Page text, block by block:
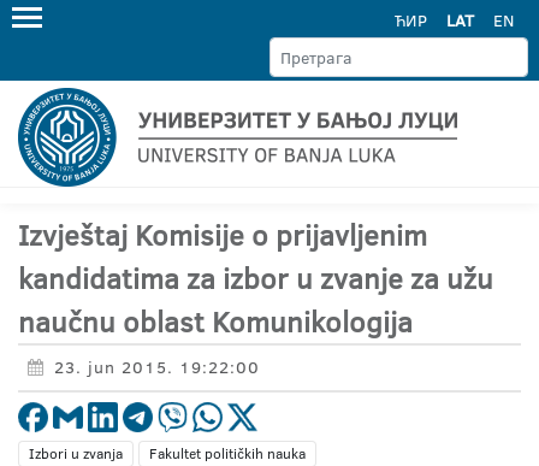
ЋИР LAT EN
Izvještaj Komisije o prijavljenim
kandidatima za izbor u zvanje za užu
naučnu oblast Komunikologija
23. jun 2015. 19:22:00
Izbori u zvanja Fakultet političkih nauka